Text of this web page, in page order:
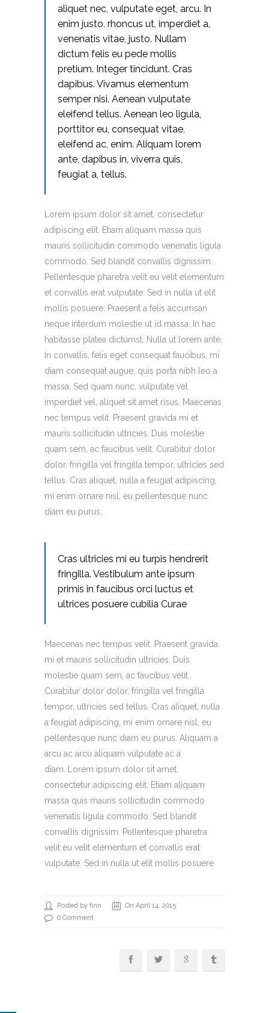
aliquet nec, vulputate eget, arcu. In
enim justo, rhoncus ut, imperdiet a,
venenatis vitae, justo. Nullam
dictum felis eu pede mollis
pretium. Integer tincidunt. Cras
dapibus. Vivamus elementum
semper nisi. Aenean vulputate
eleifend tellus. Aenean leo ligula,
porttitor eu, consequat vitae,
eleifend ac, enim. Aliquam lorem
ante, dapibus in, viverra quis,
feugiat a, tellus.
Lorem ipsum dolor sit amet, consectetur
adipiscing elit. Etiam aliquam massa quis
mauris sollicitudin commodo venenatis ligula
commodo. Sed blandit convallis dignissim.
Pellentesque pharetra velit eu velit elementum
et convallis erat vulputate. Sed in nulla ut elit
mollis posuere. Praesent a felis accumsan
neque interdum molestie ut id massa. In hac
habitasse platea dictumst. Nulla ut lorem ante.
In convallis, felis eget consequat faucibus, mi
diam consequat augue, quis porta nibh leo a
massa. Sed quam nunc, vulputate vel
imperdiet vel, aliquet sit amet risus. Maecenas
nec tempus velit. Praesent gravida mi et
mauris sollicitudin ultricies. Duis molestie
quam sem, ac faucibus velit. Curabitur dolor
dolor, fringilla vel fringilla tempor, ultricies sed
tellus. Cras aliquet, nulla a feugiat adipiscing,
mi enim ornare nisl, eu pellentesque nunc
diam eu purus.
Cras ultricies mi eu turpis hendrerit
fringilla. Vestibulum ante ipsum
primis in faucibus orci luctus et
ultrices posuere cubilia Curae
Maecenas nec tempus velit. Praesent gravida
mi et mauris sollicitudin ultricies. Duis
molestie quam sem, ac faucibus velit.
Curabitur dolor dolor, fringilla vel fringilla
tempor, ultricies sed tellus. Cras aliquet, nulla
a feugiat adipiscing, mi enim ornare nisl, eu
pellentesque nunc diam eu purus. Aliquam a
arcu ac arcu aliquam vulputate ac a
diam. Lorem ipsum dolor sit amet,
consectetur adipiscing elit. Etiam aliquam
massa quis mauris sollicitudin commodo
venenatis ligula commodo. Sed blandit
convallis dignissim. Pellentesque pharetra
velit eu velit elementum et convallis erat
vulputate. Sed in nulla ut elit mollis posuere
Posted by finn
On April 14, 2015
0 Comment